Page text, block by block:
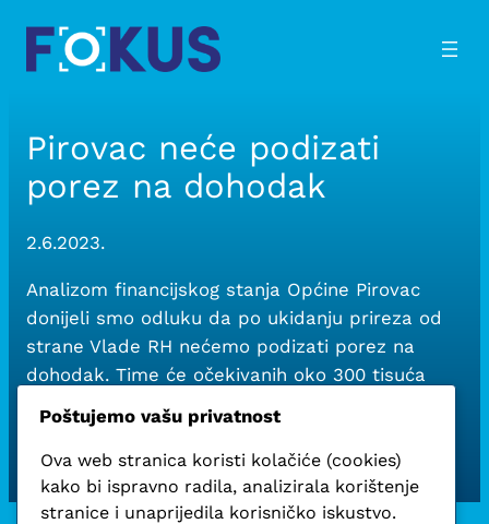
Skip
content
Pirovac neće podizati
porez na dohodak
2.6.2023.
Analizom financijskog stanja Općine Pirovac
donijeli smo odluku da po ukidanju prireza od
strane Vlade RH nećemo podizati porez na
dohodak. Time će očekivanih oko 300 tisuća
mještanima.
Poštujemo vašu privatnost
Ova web stranica koristi kolačiće (cookies)
kako bi ispravno radila, analizirala korištenje
stranice i unaprijedila korisničko iskustvo.